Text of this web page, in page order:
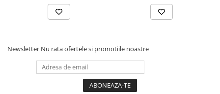
Newsletter Nu rata ofertele si promotiile noastre